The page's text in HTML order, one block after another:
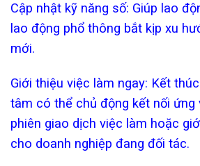
Cập nhật kỹ năng số: Giúp lao
lao động phổ thông bắt kịp xu
mới.
Giới thiệu việc làm ngay: Kết
tâm có thể chủ động kết nối ứng
phiên giao dịch việc làm hoặc
cho doanh nghiệp đang đối tác.